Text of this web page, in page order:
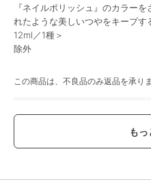
『ネイルポリッシュ』のカラー
れたような美しいつやをキープ
12ml／1種＞
除外
この商品は、不良品のみ返品を承り
ブランド ルナソル
ルナソル